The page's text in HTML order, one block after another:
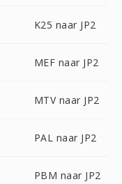
K25 naar JP2
MEF naar JP2
MTV naar JP2
PAL naar JP2
PBM naar JP2